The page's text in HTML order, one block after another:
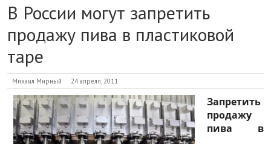
В России могут запретить
продажу пива в пластиковой
таре
Михаил Мирный 24 апреля, 2011
Запретить
продажу
пива в